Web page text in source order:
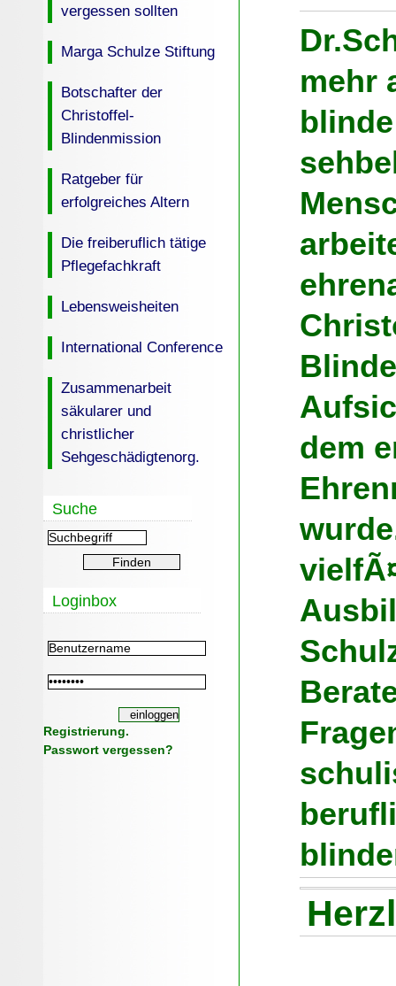
vergessen sollten
Marga Schulze Stiftung
Botschafter der
Christoffel-
Blindenmission
Ratgeber für
erfolgreiches Altern
Die freiberuflich tätige
Pflegefachkraft
Lebensweisheiten
International Conference
Zusammenarbeit
säkularer und
christlicher
Sehgeschädigtenorg.
Suche
Loginbox
Registrierung.
Passwort vergessen?
mehr
dem